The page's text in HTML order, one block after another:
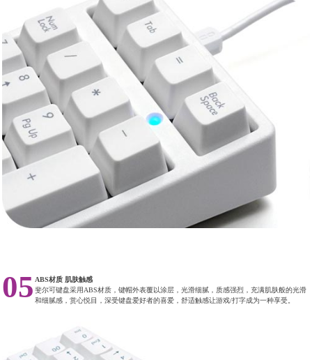
05 ABS材质 肌肤触感
斐尔可键盘采用ABS材质，键帽外表覆以涂层，光滑细腻，质感强烈，充满肌肤般的光滑
和细腻感，赏心悦目，深受键盘爱好者的喜爱，舒适触感让游戏/打字成为一种享受。